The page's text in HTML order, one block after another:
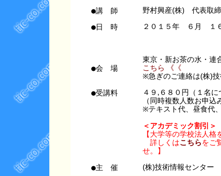
●講 師 野村興産(株) 代表取
●日 時
２０１５年 ６月 １
●会 場
東京・新お茶の水・
こちら 《《
※急ぎのご連絡は(株)
●受講料
４９,６８０円（１名に
（同時複数人数お申
※テキスト代、昼食代
＜アカデミック割引＞
【大学等の学校法人
詳しくはこちらをご
せ。】
●主 催 (株)技術情報センター